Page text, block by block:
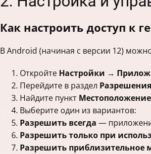
Как настроить доступ к
В Android (начиная с версии 12)
Откройте Настройки →
Перейдите в раздел Разрешения
Найдите пункт Местоположение
Выберите один из вариантов:
Разрешить всегда —
Разрешить только при
Разрешить приблизительное